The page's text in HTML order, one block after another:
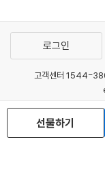
선물하기
로그인
고객센터 1544-
이용약관